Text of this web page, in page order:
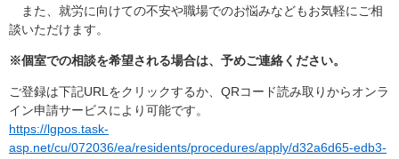
また、就労に向けての不安や職場でのお悩みなどもお気軽にご相
談いただけます。
※個室での相談を希望される場合は、予めご連絡ください。
ご登録は下記URLをクリックするか、QRコード読み取りからオンラ
イン申請サービスにより可能です。
https://lgpos.task-
asp.net/cu/072036/ea/residents/procedures/apply/d32a6d65-edb3-